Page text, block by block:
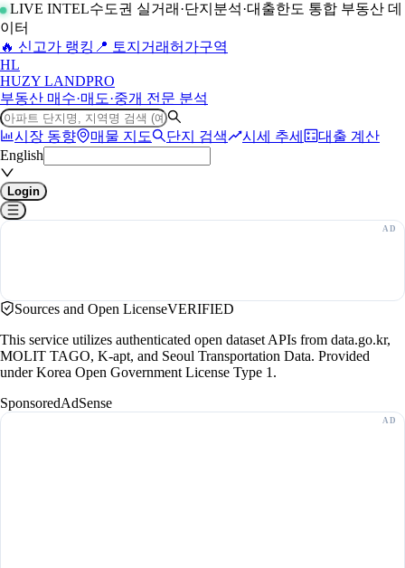
LIVE INTEL수도권 실거래·단지분석·대출한도 통합 부동산 데
이터
🔥 신고가 랭킹 📍 토지거래허가구역
HL
HUZY LANDPRO
부동산 매수·매도·중개 전문 분석
시장 동향 매물 지도 단지 검색 시세 추세
대출 계산
English
Login
Sources and Open LicenseVERIFIED
This service utilizes authenticated open dataset APIs from data.go.kr,
MOLIT TAGO, K-apt, and Seoul Transportation Data. Provided
under Korea Open Government License Type 1.
SponsoredAdSense